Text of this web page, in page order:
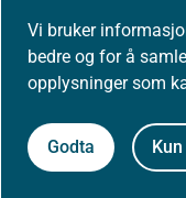
Vi bruker
bedre og for å
opplysninger som
Godta
Om nettstedet